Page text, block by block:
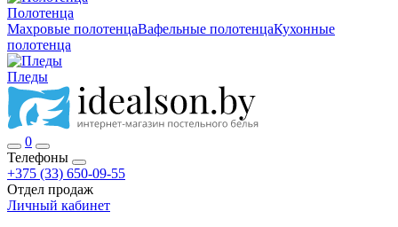
Полотенца
Махровые полотенцаВафельные полотенцаКухонные
полотенца
Пледы
0
Телефоны
+375 (33) 650-09-55
Отдел продаж
Личный кабинет